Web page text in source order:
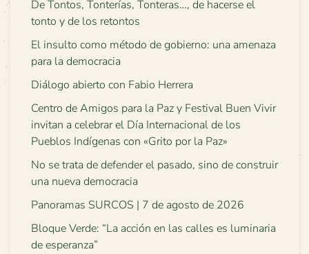
De Tontos, Tonterías, Tonteras…, de hacerse el
tonto y de los retontos
El insulto como método de gobierno: una amenaza
para la democracia
Diálogo abierto con Fabio Herrera
Centro de Amigos para la Paz y Festival Buen Vivir
invitan a celebrar el Día Internacional de los
Pueblos Indígenas con «Grito por la Paz»
No se trata de defender el pasado, sino de construir
una nueva democracia
Panoramas SURCOS | 7 de agosto de 2026
Bloque Verde: “La acción en las calles es luminaria
de esperanza”